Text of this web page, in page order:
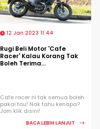
12 Jan 2023 11:44
Rugi Beli Motor 'Cafe
Racer' Kalau Korang Tak
Boleh Terima...
Cafe racer ni tak semua boleh
pakai tau! Nak tahu kenapa?
Jom klik disini!
BACA LEBIH LANJUT